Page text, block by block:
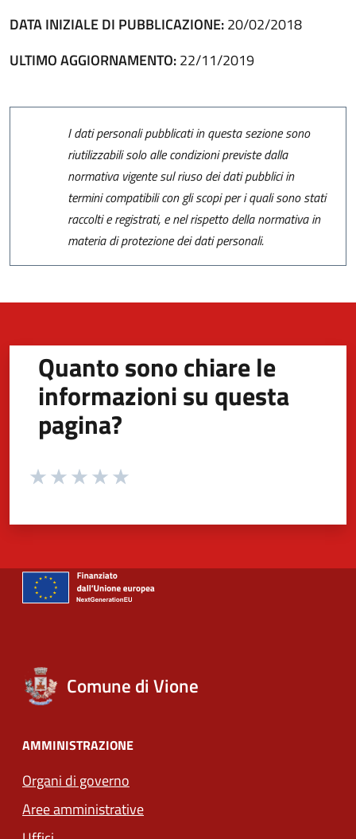
DATA INIZIALE DI PUBBLICAZIONE:20/02/2018
ULTIMO AGGIORNAMENTO:22/11/2019
I dati personali pubblicati in questa sezione sono
riutilizzabili solo alle condizioni previste dalla
normativa vigente sul riuso dei dati pubblici in
termini compatibili con gli scopi per i quali sono stati
raccolti e registrati, e nel rispetto della normativa in
materia di protezione dei dati personali.
Quanto sono chiare le
informazioni su questa
pagina?
Valuta da 1 a 5 stelle la pagina
Comune di Vione
AMMINISTRAZIONE
Organi di governo
Aree amministrative